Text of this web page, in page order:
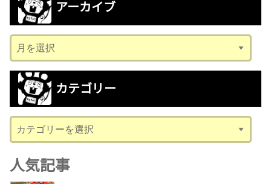
アーカイブ
ー
カ
ブ
カテゴリー
テ
ゴ
リ
人気記事